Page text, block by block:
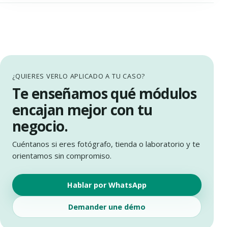
¿QUIERES VERLO APLICADO A TU CASO?
Te enseñamos qué módulos
encajan mejor con tu
negocio.
Cuéntanos si eres fotógrafo, tienda o laboratorio y te
orientamos sin compromiso.
Hablar por WhatsApp
Demander une démo